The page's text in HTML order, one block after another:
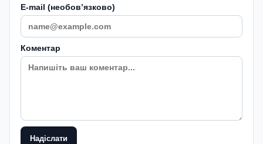
E-mail (необовʼязково)
Коментар
Надіслати